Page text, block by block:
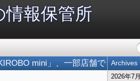
報保管所
mini」、一部店舗で
Archives
2026年7月